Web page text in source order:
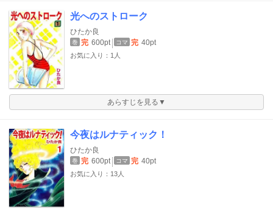
光へのストローク
ひたか良
巻 完 600pt コマ 完 40pt
お気に入り：1人
あらすじを見る▼
今夜はルナティック！
ひたか良
巻 完 600pt コマ 完 40pt
お気に入り：13人